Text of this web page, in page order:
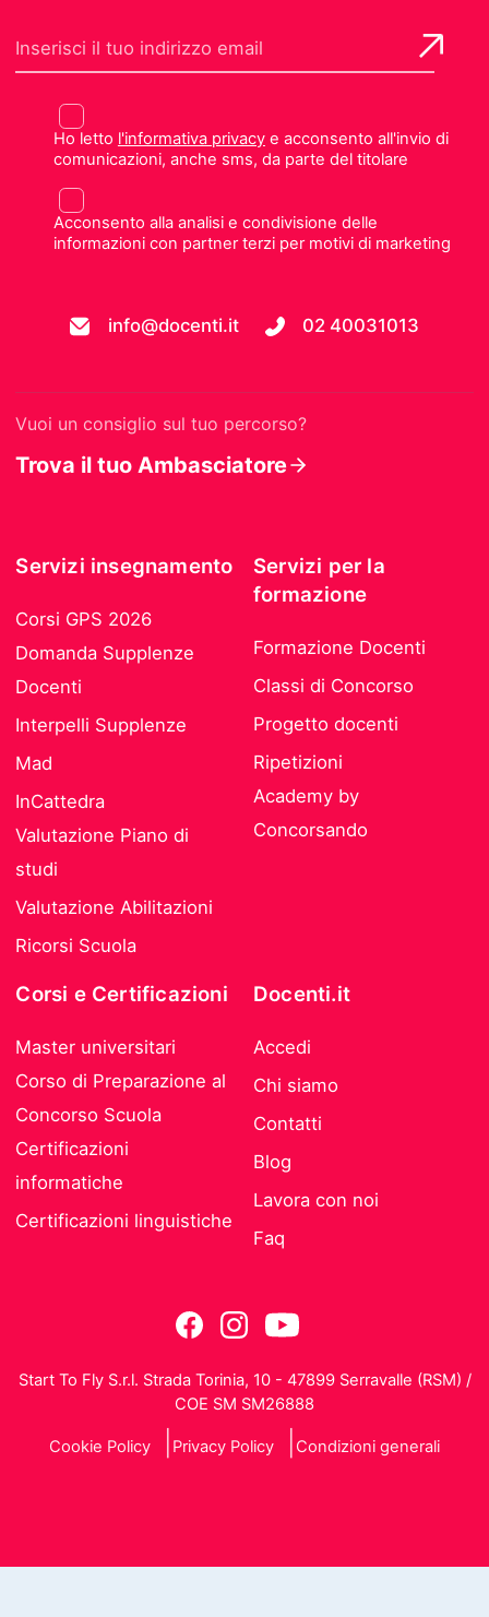
Ho letto l'informativa privacye acconsento all'invio di
comunicazioni, anche sms, da parte del titolare
Acconsento alla analisi e condivisione delle
informazioni con partner terzi per motivi di marketing
info@docenti.it 02 40031013
Vuoi un consiglio sul tuo percorso?
Trova il tuo Ambasciatore
Servizi insegnamento
Corsi GPS 2026
Domanda Supplenze
Docenti
Interpelli Supplenze
Mad
InCattedra
Valutazione Piano di
studi
Valutazione Abilitazioni
Ricorsi Scuola
Servizi per la
formazione
Formazione Docenti
Classi di Concorso
Progetto docenti
Ripetizioni
Academy by
Concorsando
Corsi e Certificazioni
Master universitari
Corso di Preparazione al
Concorso Scuola
Certificazioni
informatiche
Certificazioni linguistiche
Docenti.it
Accedi
Chi siamo
Contatti
Blog
Lavora con noi
Faq
Start To Fly S.r.l. Strada Torinia, 10 - 47899 Serravalle (RSM) /
COE SM SM26888
Cookie Policy Privacy Policy Condizioni generali